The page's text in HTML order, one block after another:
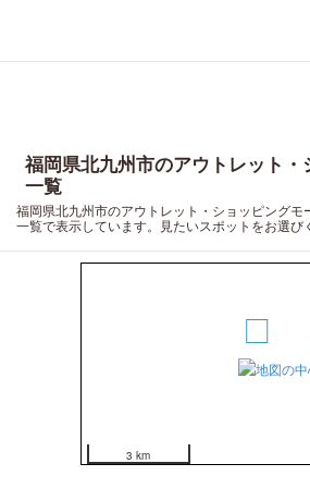
福岡県北九州市のアウトレット・
一覧
福岡県北九州市のアウトレット・ショッピングモ
一覧で表示しています。見たいスポットをお選び
3 km